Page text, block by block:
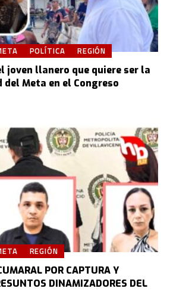
POLÍTICA REGIÓN
joven llanero que quiere ser la
Meta en el Congreso
REGIÓN
POR CAPTURA Y
DINAMIZADORES DEL